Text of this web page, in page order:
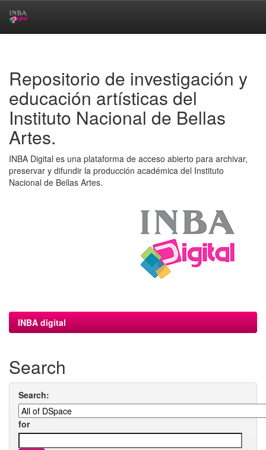
Repositorio de investigación y
educación artísticas del
Instituto Nacional de Bellas
Artes.
INBA Digital es una plataforma de acceso abierto para archivar,
preservar y difundir la producción académica del Instituto
Nacional de Bellas Artes.
INBA digital
Search
Search:
for